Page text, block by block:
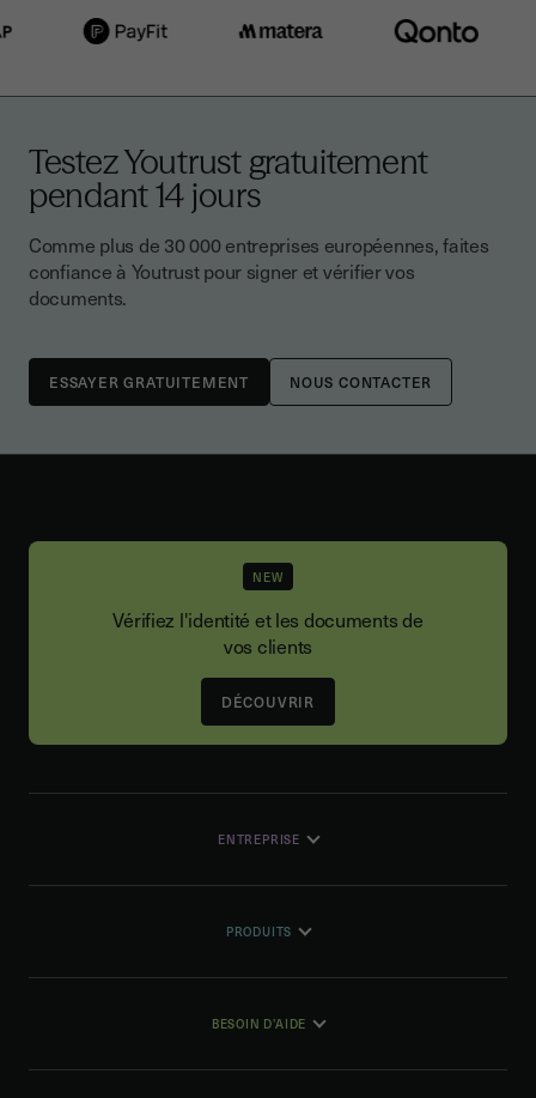
Testez Youtrust gratuitement
pendant 14 jours
Comme plus de 30 000 entreprises européennes, faites
confiance à Youtrust pour signer et vérifier vos
documents.
NOUS CONTACTER
NEW
Vérifiez l'identité et les documents de
vos clients
DÉCOUVRIR
ENTREPRISE
PRODUITS
BESOIN D'AIDE